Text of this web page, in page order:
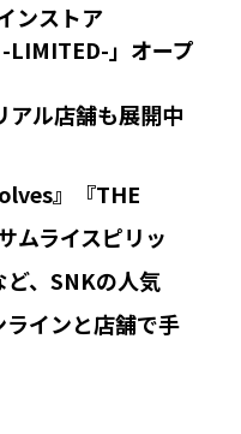
繁体 簡体
ンストア
-LIMITED-」オープ
アル店舗も展開中
』『THE
ムライスピリッ
、SNKの人気
インと店舗で手